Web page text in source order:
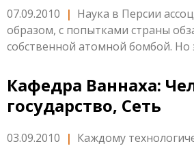
07.09.2010 | Наука в Персии
образом, с попытками страны
собственной атомной бомбой. Но
Кафедра Ваннаха:
государство, Сеть
03.09.2010 | Каждому